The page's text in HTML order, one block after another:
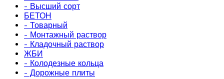
- Высший сорт
БЕТОН
- Товарный
- Монтажный раствор
- Кладочный раствор
ЖБИ
- Колодезные кольца
- Дорожные плиты